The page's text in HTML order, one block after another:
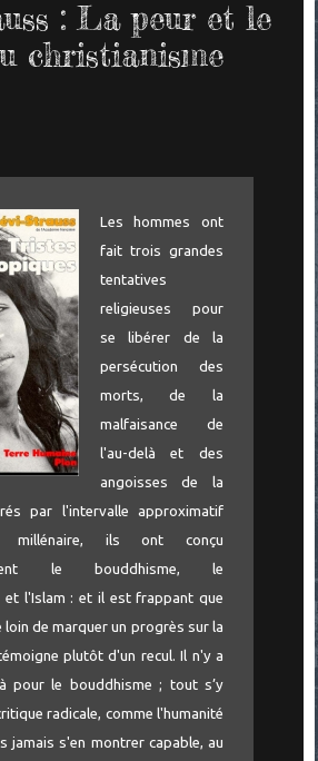
: La peur et le
christianisme
Les hommes ont
fait trois grandes
tentatives
religieuses pour
se libérer de la
persécution des
morts, de la
malfaisance de
l'au-delà et des
angoisses de la
par l'intervalle approximatif
millénaire, ils ont conçu
le bouddhisme, le
et l'Islam : et il est frappant que
loin de marquer un progrès sur la
plutôt d'un recul. Il n'y a
pour le bouddhisme ; tout s’y
radicale, comme l'humanité
jamais s'en montrer capable, au